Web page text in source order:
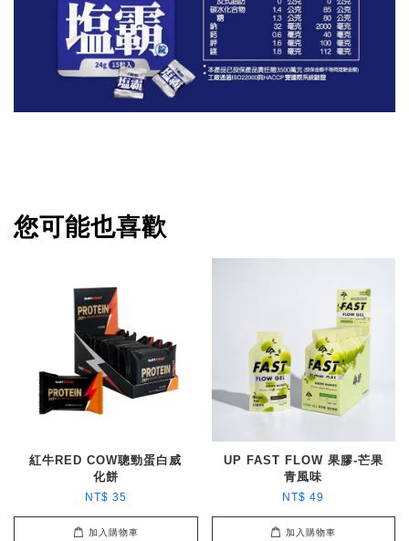
您可能也喜歡
紅牛RED COW聰勁蛋白威
化餅
NT$ 35
加入購物車
UP FAST FLOW 果膠-芒果
青風味
NT$ 49
加入購物車